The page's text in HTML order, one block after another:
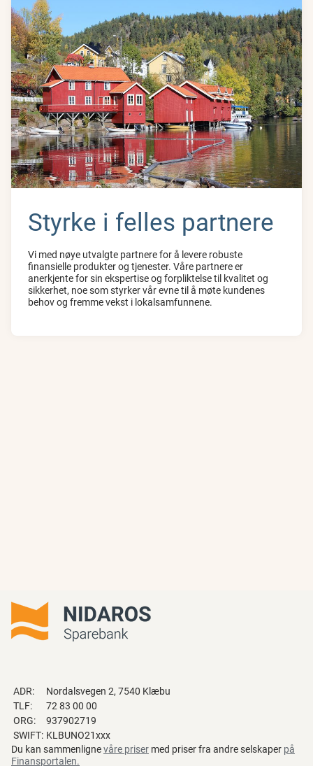
Styrke i felles partnere
Vi med nøye utvalgte partnere for å levere robuste
finansielle produkter og tjenester. Våre partnere er
anerkjente for sin ekspertise og forpliktelse til kvalitet og
sikkerhet, noe som styrker vår evne til å møte kundenes
behov og fremme vekst i lokalsamfunnene.
ADR:
Nordalsvegen 2, 7540 Klæbu
TLF:
72 83 00 00
ORG:
937902719
SWIFT: KLBUNO21xxx
Du kan sammenlignevåre priser med priser fra andre selskaper på
Finansportalen.